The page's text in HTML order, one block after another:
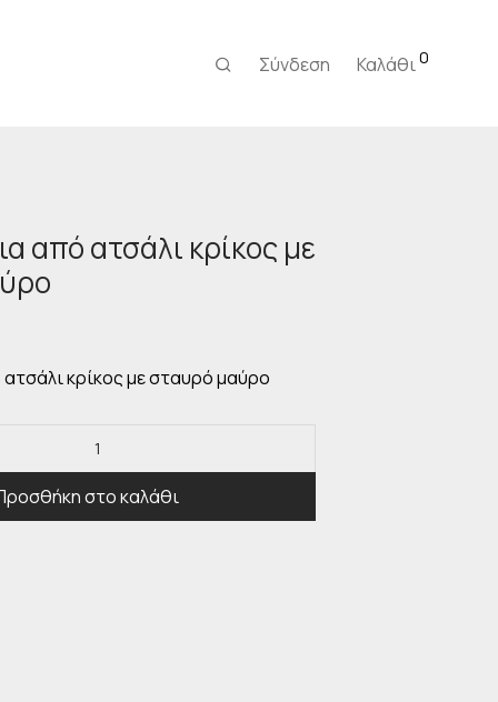
Σύνδεση Καλάθι0
από ατσάλι κρίκος με
κρίκος με σταυρό μαύρο
στο καλάθι